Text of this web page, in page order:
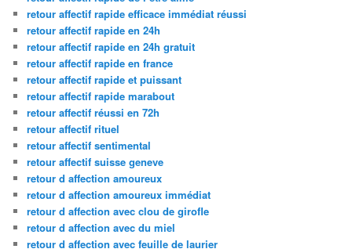
retour affectif rapide efficace immédiat réussi
retour affectif rapide en 24h
retour affectif rapide en 24h gratuit
retour affectif rapide en france
retour affectif rapide et puissant
retour affectif rapide marabout
retour affectif réussi en 72h
retour affectif rituel
retour affectif sentimental
retour affectif suisse geneve
retour d affection amoureux
retour d affection amoureux immédiat
retour d affection avec clou de girofle
retour d affection avec du miel
retour d affection avec feuille de laurier